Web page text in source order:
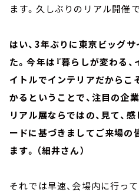
ます。久しぶりのリアル開催で
はい、3年ぶりに東京ビッグ
た。今年は『暮らしが変わる
イトルでインテリアだからこ
かるということで、注目の企
リアル展ならではの、見て、
ードに基づきましてご来場の
ます。（細井さん）
それでは早速、会場内に行って